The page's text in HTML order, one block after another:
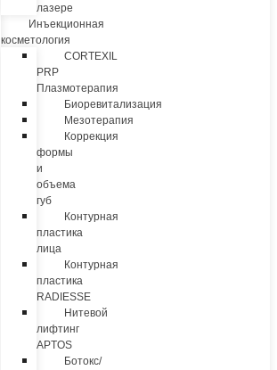
лазере
Инъекционная
косметология
CORTEXIL
PRP
Плазмотерапия
Биоревитализация
Мезотерапия
Коррекция
формы
и
объема
губ
Контурная
пластика
лица
Контурная
пластика
RADIESSE
Нитевой
лифтинг
APTOS
Ботокс/